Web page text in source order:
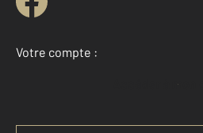
Votre compte :
Accéder à mon